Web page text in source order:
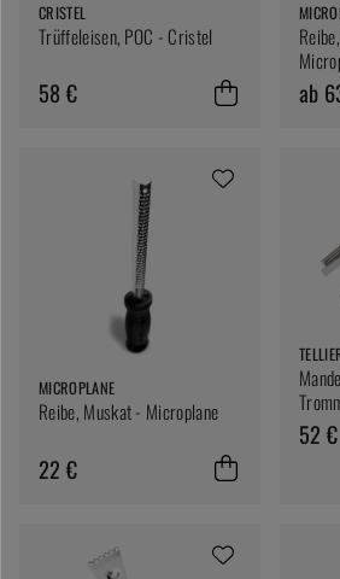
CRISTEL
Trüffeleisen, POC - Cristel
58 € ab
MICROPLANE
Reibe, Muskat - Microplane
22 €
52 €